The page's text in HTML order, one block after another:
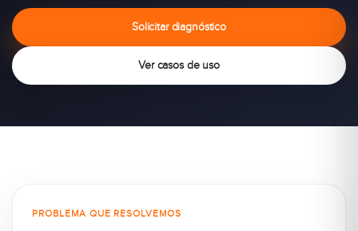
Solicitar diagnóstico
Ver casos de uso
PROBLEMA QUE RESOLVEMOS